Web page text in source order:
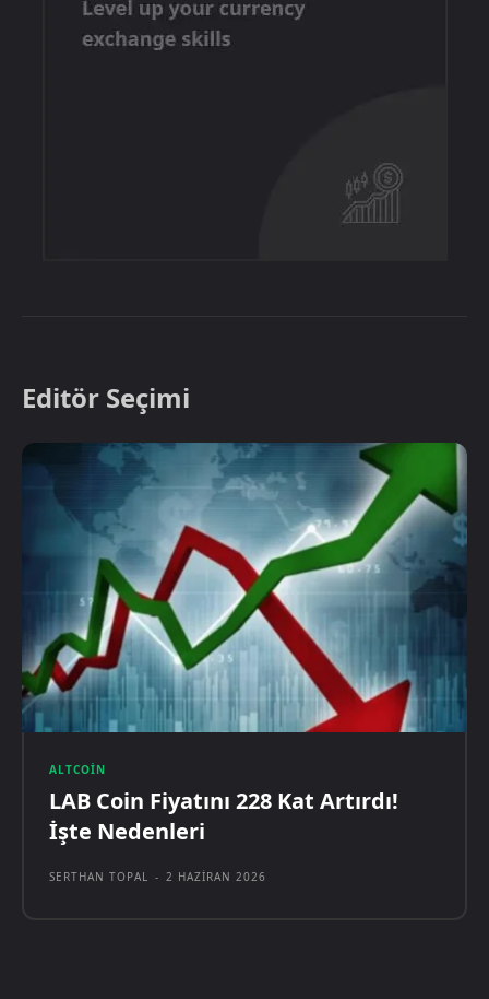
Editör Seçimi
ALTCOIN
LAB Coin Fiyatını 228 Kat Artırdı!
İşte Nedenleri
SERTHAN TOPAL - 2 HAZIRAN 2026